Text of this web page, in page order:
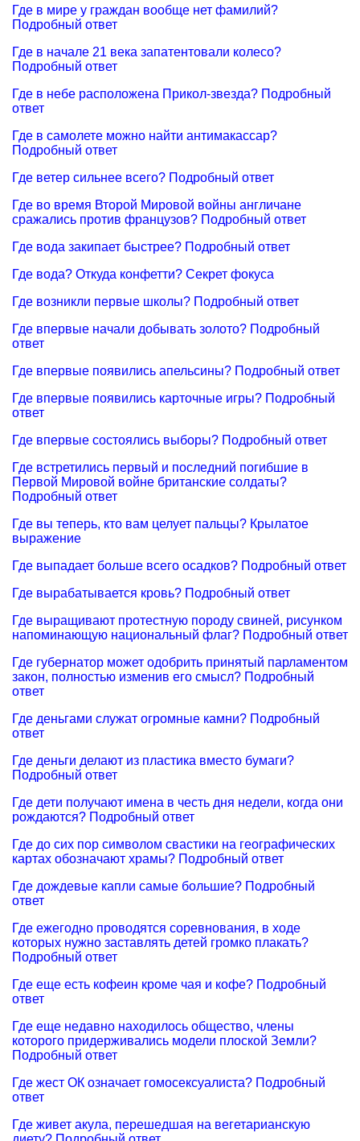
Где в мире у граждан вообще нет фамилий?
Подробный ответ
Где в начале 21 века запатентовали колесо?
Подробный ответ
Где в небе расположена Прикол-звезда? Подробный
ответ
Где в самолете можно найти антимакассар?
Подробный ответ
Где ветер сильнее всего? Подробный ответ
Где во время Второй Мировой войны англичане
сражались против французов? Подробный ответ
Где вода закипает быстрее? Подробный ответ
Где вода? Откуда конфетти? Секрет фокуса
Где возникли первые школы? Подробный ответ
Где впервые начали добывать золото? Подробный
ответ
Где впервые появились апельсины? Подробный ответ
Где впервые появились карточные игры? Подробный
ответ
Где впервые состоялись выборы? Подробный ответ
Где встретились первый и последний погибшие в
Первой Мировой войне британские солдаты?
Подробный ответ
Где вы теперь, кто вам целует пальцы? Крылатое
выражение
Где выпадает больше всего осадков? Подробный ответ
Где вырабатывается кровь? Подробный ответ
Где выращивают протестную породу свиней, рисунком
напоминающую национальный флаг? Подробный ответ
Где губернатор может одобрить принятый парламентом
закон, полностью изменив его смысл? Подробный
ответ
Где деньгами служат огромные камни? Подробный
ответ
Где деньги делают из пластика вместо бумаги?
Подробный ответ
Где дети получают имена в честь дня недели, когда они
рождаются? Подробный ответ
Где до сих пор символом свастики на географических
картах обозначают храмы? Подробный ответ
Где дождевые капли самые большие? Подробный
ответ
Где ежегодно проводятся соревнования, в ходе
которых нужно заставлять детей громко плакать?
Подробный ответ
Где еще есть кофеин кроме чая и кофе? Подробный
ответ
Где еще недавно находилось общество, члены
которого придерживались модели плоской Земли?
Подробный ответ
Где жест ОК означает гомосексуалиста? Подробный
ответ
Где живет акула, перешедшая на вегетарианскую